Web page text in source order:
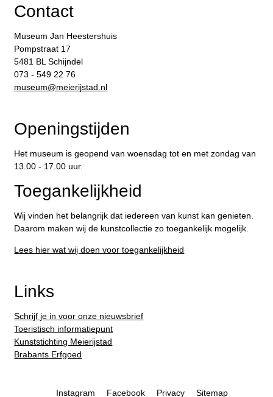
Contact
Museum Jan Heestershuis
Pompstraat 17
5481 BL Schijndel
073 - 549 22 76
​museum@meierijstad.nl
Openingstijden
Het museum is geopend van woensdag tot en met zondag van
13.00 - 17.00 uur.
Toegankelijkheid
Wij vinden het belangrijk dat iedereen van kunst kan genieten.
Daarom maken wij de kunstcollectie zo toegankelijk mogelijk.
Lees hier wat wij doen voor toegankelijkheid
Links
Schrijf je in voor onze nieuwsbrief
Toeristisch informatiepunt
Kunststichting Meierijstad
Brabants Erfgoed
Instagram Facebook Privacy Sitemap